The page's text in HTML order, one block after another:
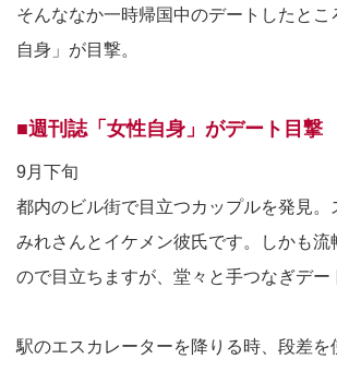
そんななか一時帰国中のデートしたとこ
自身」が目撃。
■週刊誌「女性自身」がデート目撃
9月下旬
都内のビル街で目立つカップルを発見。
みれさんとイケメン彼氏です。しかも流
ので目立ちますが、堂々と手つなぎデー
駅のエスカレーターを降りる時、段差を